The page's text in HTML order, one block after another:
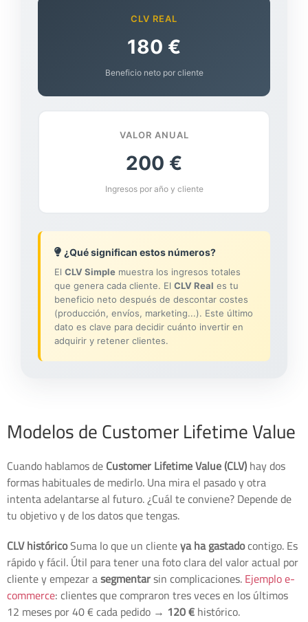
CLV REAL
180 €
Beneficio neto por cliente
VALOR ANUAL
200 €
Ingresos por año y cliente
¿Qué significan estos números?
El CLV Simple muestra los ingresos totales
que genera cada cliente. El CLV Real es tu
beneficio neto después de descontar costes
(producción, envíos, marketing...). Este último
dato es clave para decidir cuánto invertir en
adquirir y retener clientes.
Modelos de Customer Lifetime Value
Cuando hablamos deCustomer Lifetime Value (CLV)hay dos
formas habituales de medirlo. Una mira el pasado y otra
intenta adelantarse al futuro. ¿Cuál te conviene? Depende de
tu objetivo y de los datos que tengas.
CLV históricoSuma lo que un clienteya ha gastadocontigo. Es
rápido y fácil. Útil para tener una foto clara del valor actual por
cliente y empezar asegmentarsin complicaciones.Ejemplo e-
commerce: clientes que compraron tres veces en los últimos
12 meses por 40 € cada pedido → 120 €histórico.